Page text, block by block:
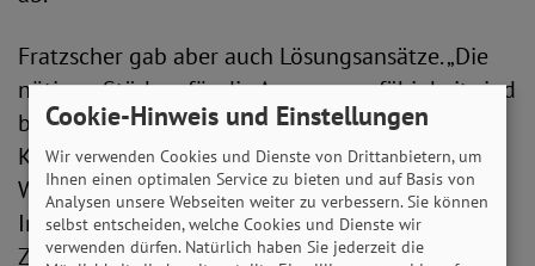
Fratzscher gab aber auch Lösungsansätze. „Die
nötigen Stärken für die Anpassungsfähigkeit sind
bei uns gut verankert: Offenheit und
Kooperativität sowie eine Wertschätzung der
Wissenschaft. Außerdem braucht es starke
Institutionen, Solidarität, eine starke
Zivilgesellschaft und dazu resiliente
Cookie-Hinweis und Einstellungen
Wir verwenden Cookies und Dienste von Drittanbietern, um
Ihnen einen optimalen Service zu bieten und auf Basis von
Analysen unsere Webseiten weiter zu verbessern. Sie können
selbst entscheiden, welche Cookies und Dienste wir
verwenden dürfen. Natürlich haben Sie jederzeit die